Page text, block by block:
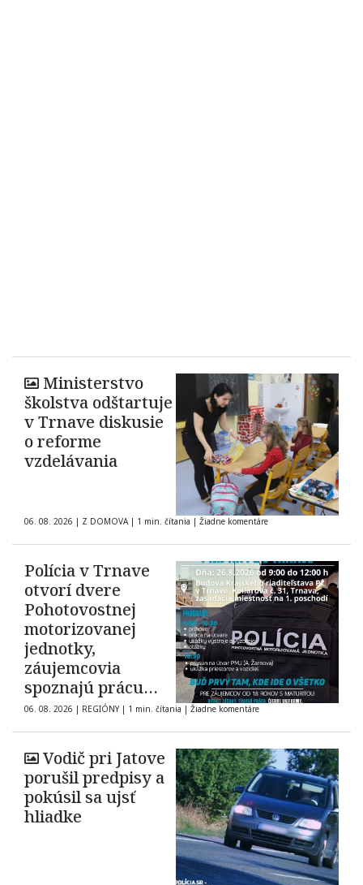
Ministerstvo
školstva odštartuje
v Trnave diskusie
o reforme
vzdelávania
06. 08. 2026 | Z DOMOVA | 1 min. čítania | Žiadne komentáre
Polícia v Trnave
otvorí dvere
Pohotovostnej
motorizovanej
jednotky,
záujemcovia
spoznajú prácu
zásahovej jednotky
06. 08. 2026 | REGIÓNY | 1 min. čítania | Žiadne komentáre
Vodič pri Jatove
porušil predpisy a
pokúsil sa ujsť
hliadke